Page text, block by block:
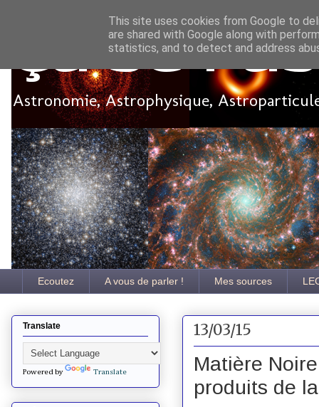
Ça se
Astronomie, Astrophysique,
Ecoutez A vous de parler ! Mes sources
13/03/15
Matière
produits de
Translate
Powered by Translate
This site uses cookies from Google to
are shared with Google along with
statistics, and to detect and address